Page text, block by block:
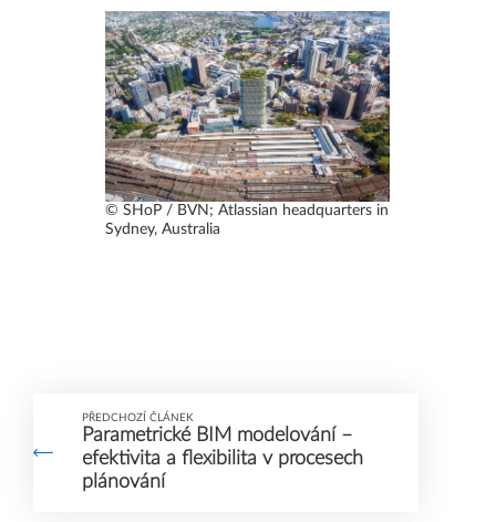
© SHoP / BVN; Atlassian headquarters in
Sydney, Australia
PŘEDCHOZÍ ČLÁNEK
Parametrické BIM modelování –
efektivita a flexibilita v procesech
plánování